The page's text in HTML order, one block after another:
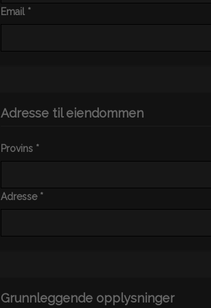
Email *
Adresse til eiendommen
Provins *
Adresse *
Grunnleggende opplysninger